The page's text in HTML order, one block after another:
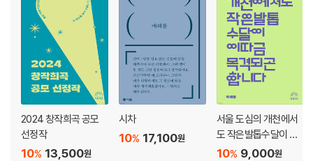
2024 창작희곡 공모
선정작
13,500원
10%
시차
17,100원
10%
서울 도심의 개천에서
도 작은발톱수달이 이
따금 목격되곤 합니다
9,000원
10%